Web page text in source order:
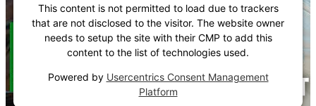
This content is not permitted to load due to trackers
that are not disclosed to the visitor. The website owner
needs to setup the site with their CMP to add this
content to the list of technologies used.
Powered by Usercentrics Consent Management
Platform